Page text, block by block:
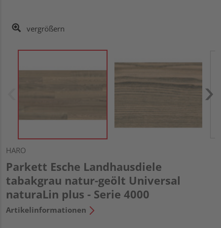
vergrößern
HARO
Parkett Esche Landhausdiele
tabakgrau natur-geölt Universal
naturaLin plus - Serie 4000
Artikelinformationen